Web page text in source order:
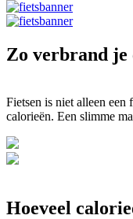
Zo verbrand je
Fietsen is niet alleen
calorieën. Een slimme
Hoeveel